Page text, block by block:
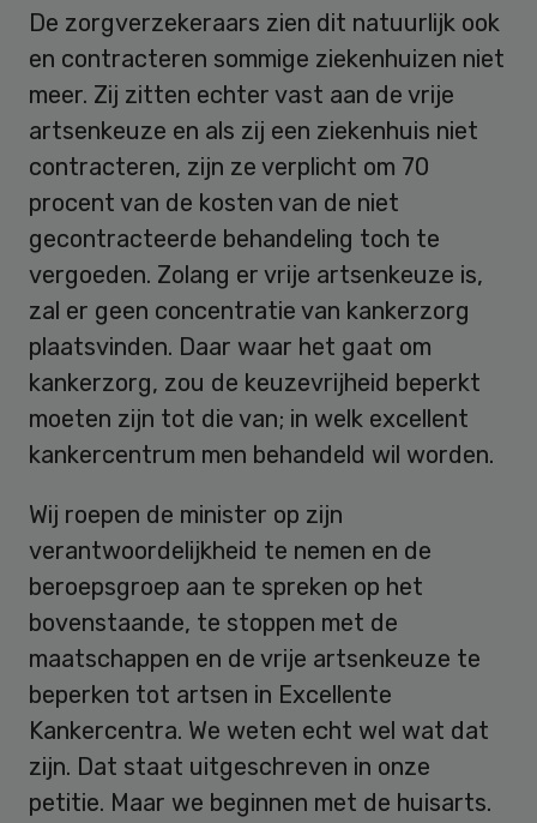
De zorgverzekeraars zien dit natuurlijk ook
en contracteren sommige ziekenhuizen niet
meer. Zij zitten echter vast aan de vrije
artsenkeuze en als zij een ziekenhuis niet
contracteren, zijn ze verplicht om 70
procent van de kosten van de niet
gecontracteerde behandeling toch te
vergoeden. Zolang er vrije artsenkeuze is,
zal er geen concentratie van kankerzorg
plaatsvinden. Daar waar het gaat om
kankerzorg, zou de keuzevrijheid beperkt
moeten zijn tot die van; in welk excellent
kankercentrum men behandeld wil worden.
Wij roepen de minister op zijn
verantwoordelijkheid te nemen en de
beroepsgroep aan te spreken op het
bovenstaande, te stoppen met de
maatschappen en de vrije artsenkeuze te
beperken tot artsen in Excellente
Kankercentra. We weten echt wel wat dat
zijn. Dat staat uitgeschreven in onze
petitie. Maar we beginnen met de huisarts.